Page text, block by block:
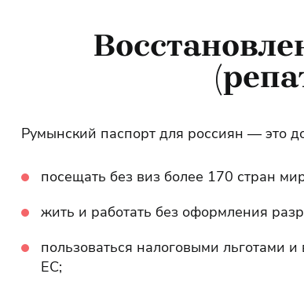
Румынский паспорт для россиян — это
посещать без виз более 170 стран
жить и работать без оформления
пользоваться налоговыми льготами
ЕС;